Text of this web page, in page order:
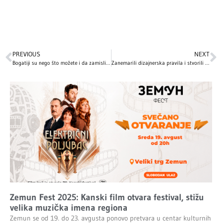
PREVIOUS
Bogatiji su nego što možete i da zamislite: 10 jutjubera koji zarađuju MILIONE od svojih kanala
NEXT
Zanemarili dizajnerska pravila i stvorili funkcionalni dom: Ovako izgleda unutrašnjost kuće Mile Kunis i Eštona Kučera
Zemun Fest 2025: Kanski film otvara festival, stižu
velika muzička imena regiona
Zemun se od 19. do 23. avgusta ponovo pretvara u centar kulturnih